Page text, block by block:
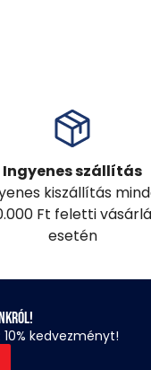
Ingyenes szállítás
kiszállítás
Ft feletti
esetén
kedvezményt!